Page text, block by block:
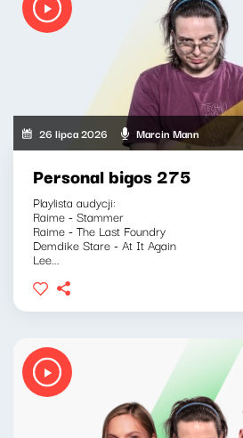
26 lipca 2026 Marcin Mann
Personal bigos 275
Playlista audycji:
Raime - Stammer
Raime - The Last Foundry
Demdike Stare - At It Again
Lee...